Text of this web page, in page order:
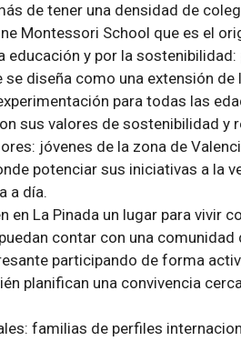
de tener una densidad de
Montessori School que es el
educación y por la
se diseña como una extensión de
para todas las
sus valores de sostenibilidad y
jóvenes de la zona de
potenciar sus iniciativas a la
a día.
en La Pinada un lugar para vivir
contar con una
participando de forma
planifican una convivencia
familias de perfiles